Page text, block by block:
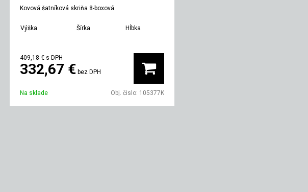
Kovová šatníková skriňa 8-boxová
Výška Šírka Hĺbka
409,18 € s DPH
332,67 € bez DPH
Na sklade Obj. čislo: 105377K